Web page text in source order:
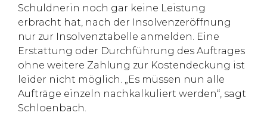
Schuldnerin noch gar keine Leistung
erbracht hat, nach der Insolvenzeröffnung
nur zur Insolvenztabelle anmelden. Eine
Erstattung oder Durchführung des Auftrages
ohne weitere Zahlung zur Kostendeckung ist
leider nicht möglich. „Es müssen nun alle
Aufträge einzeln nachkalkuliert werden“, sagt
Schloenbach.